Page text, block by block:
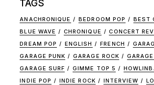
TAGS
ANACHRONIQUE BEDROOM POP
BEST
BLUE WAVE
CHRONIQUE
CONCERT
DREAM POP
ENGLISH FRENCH
GARAGE PUNK
GARAGE ROCK
GARAGE SURF
GIMME TOP 5
INDIE POP
INDIE ROCK INTERVIEW